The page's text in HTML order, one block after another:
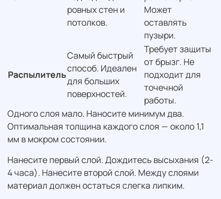
ровных стен и
потолков.
Может
оставлять
пузыри.
Распылитель
Самый быстрый
способ. Идеален
для больших
поверхностей.
Требует защиты
от брызг. Не
подходит для
точечной
работы.
Одного слоя мало. Наносите минимум два.
Оптимальная толщина каждого слоя — около 1,1
мм в мокром состоянии.
Нанесите первый слой. Дождитесь высыхания (2-
4 часа). Нанесите второй слой. Между слоями
материал должен остаться слегка липким.